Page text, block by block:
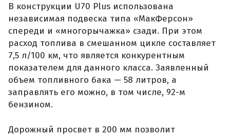
В конструкции U70 Plus использована
независимая подвеска типа «МакФерсон»
спереди и «многорычажка» сзади. При этом
расход топлива в смешанном цикле составляет
7,5 л/100 км, что является конкурентным
показателем для данного класса. Заявленный
объем топливного бака — 58 литров, а
заправлять его можно, в том числе, 92-м
бензином.
Дорожный просвет в 200 мм позволит